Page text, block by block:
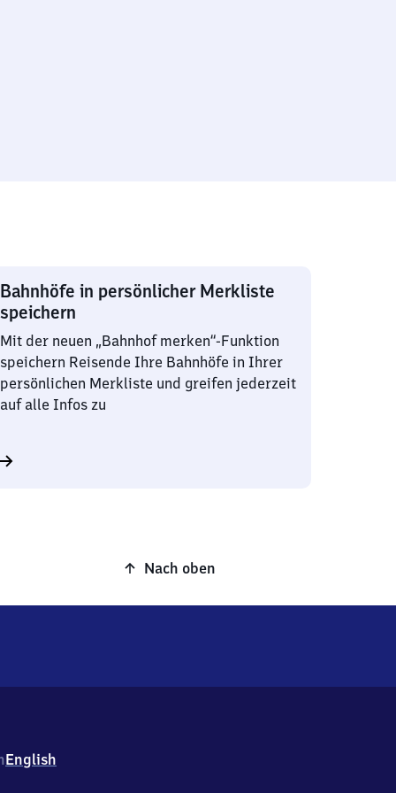
Bahnhöfe in persönlicher Merkliste
speichern
Mit der neuen „Bahnhof merken“-Funktion
speichern Reisende Ihre Bahnhöfe in Ihrer
persönlichen Merkliste und greifen jederzeit
auf alle Infos zu
Nach oben
English